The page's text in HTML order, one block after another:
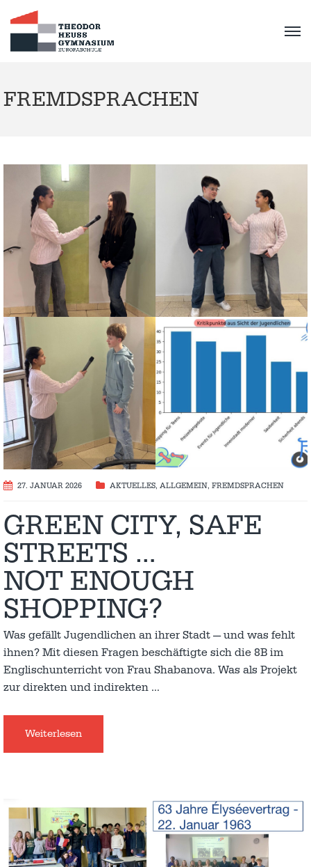
FREMDSPRACHEN
27. JANUAR 2026 AKTUELLES, ALLGEMEIN, FREMDSPRACHEN
GREEN CITY, SAFE
STREETS …
NOT ENOUGH
SHOPPING?
Was gefällt Jugendlichen an ihrer Stadt — und was fehlt
ihnen? Mit diesen Fragen beschäftigte sich die 8B im
Englischunterricht von Frau Shabanova. Was als Projekt
zur direkten und indirekten …
Weiterlesen